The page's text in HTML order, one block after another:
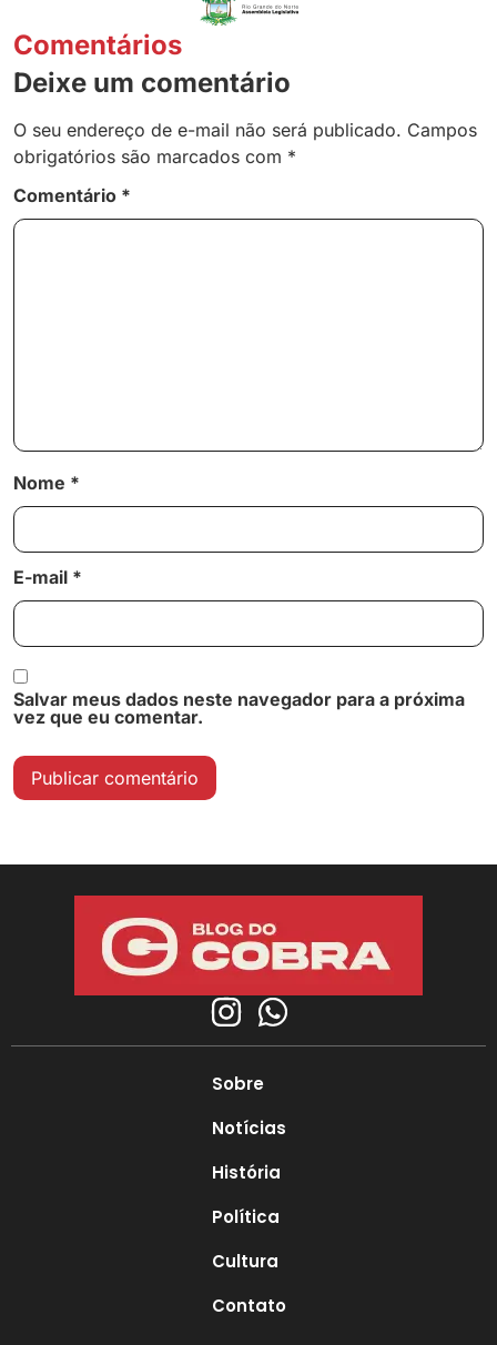
Comentários
Deixe um comentário
O seu endereço de e-mail não será publicado. Campos
obrigatórios são marcados com *
Comentário *
Nome *
E-mail *
Salvar meus dados neste navegador para a próxima
vez que eu comentar.
Sobre
Notícias
História
Política
Cultura
Contato